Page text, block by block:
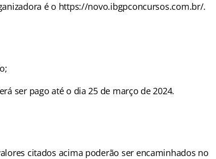
é o https://novo.ibgpconcursos.com.br/.
ser pago até o dia 25 de março de 2024.
citados acima poderão ser encaminhados no